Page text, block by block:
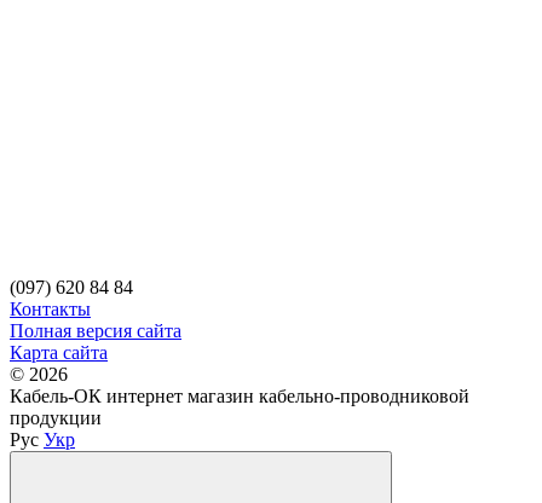
(097) 620 84 84
Контакты
Полная версия сайта
Карта сайта
© 2026
Кабель-ОК интернет магазин кабельно-проводниковой
продукции
Рус Укр